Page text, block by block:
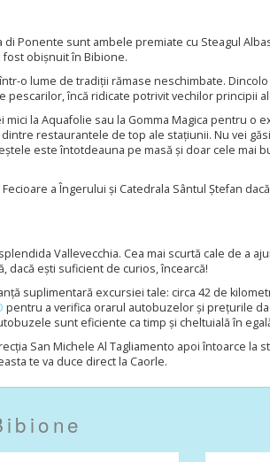
di Ponente sunt ambele premiate cu Steagul
fost obișnuit în Bibione.
o lume de tradiții rămase neschimbate.
încă ridicate potrivit vechilor principii
la Aquafolie sau la Gomma Magica pentru o
restaurantele de top ale stațiunii. Nu vei
este întotdeauna pe masă și doar cele mai
a Îngerului și Catedrala Sântul Ștefan
Vallevecchia. Cea mai scurtă cale de a
dacă ești suficient de curios, încearcă!
suplimentară excursiei tale: circa 42 de
pentru a verifica orarul autobuzelor și prețurile
sunt eficiente ca timp și cheltuială în
San Michele Al Tagliamento apoi întoarce la
te va duce direct la Caorle.